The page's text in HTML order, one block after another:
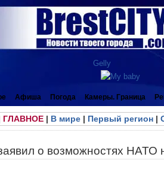
Афиша Погода Камеры. Граница
ГЛАВНОЕ| В мире| Первый регион|
о возможностях НАТО